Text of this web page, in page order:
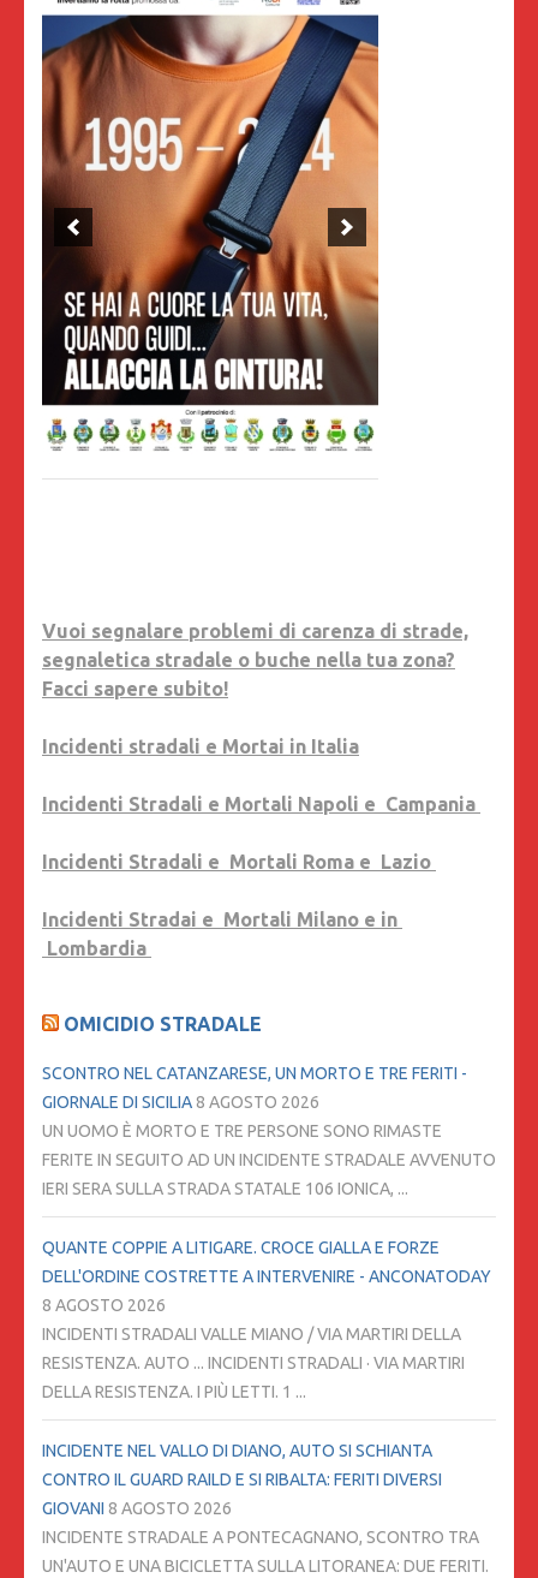
Vuoi segnalare problemi di carenza di strade,
segnaletica stradale o buche nella tua zona?
Facci sapere subito!
Incidenti stradali e Mortai in Italia
Incidenti Stradali e Mortali Napoli e Campania
Incidenti Stradali e Mortali Roma e Lazio
Incidenti Stradai e Mortali Milano e in
Lombardia
OMICIDIO STRADALE
SCONTRO NEL CATANZARESE, UN MORTO E TRE FERITI -
GIORNALE DI SICILIA8 AGOSTO 2026
UN UOMO È MORTO E TRE PERSONE SONO RIMASTE
FERITE IN SEGUITO AD UN INCIDENTE STRADALE AVVENUTO
IERI SERA SULLA STRADA STATALE 106 IONICA, ...
QUANTE COPPIE A LITIGARE. CROCE GIALLA E FORZE
DELL'ORDINE COSTRETTE A INTERVENIRE - ANCONATODAY
8 AGOSTO 2026
INCIDENTI STRADALI VALLE MIANO / VIA MARTIRI DELLA
RESISTENZA. AUTO ... INCIDENTI STRADALI · VIA MARTIRI
DELLA RESISTENZA. I PIÙ LETTI. 1 ...
INCIDENTE NEL VALLO DI DIANO, AUTO SI SCHIANTA
CONTRO IL GUARD RAILD E SI RIBALTA: FERITI DIVERSI
GIOVANI 8 AGOSTO 2026
INCIDENTE STRADALE A PONTECAGNANO, SCONTRO TRA
UN'AUTO E UNA BICICLETTA SULLA LITORANEA: DUE FERITI.